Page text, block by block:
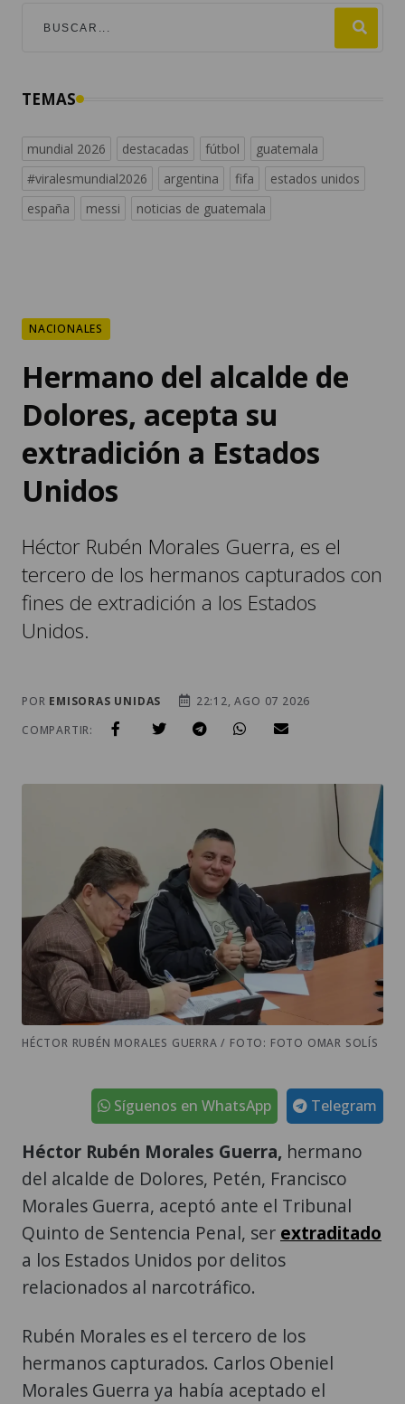
TEMAS
mundial 2026 destacadas fútbol
guatemala
#viralesmundial2026
argentina fifa
estados unidos
españa
messi noticias de guatemala
NACIONALES
Hermano del alcalde de
Dolores, acepta su
extradición a Estados
Unidos
Héctor Rubén Morales Guerra, es el
tercero de los hermanos capturados con
fines de extradición a los Estados
Unidos.
POR EMISORAS UNIDAS
22:12, AGO 07 2026
COMPARTIR:
HÉCTOR RUBÉN MORALES GUERRA / FOTO: FOTO OMAR SOLÍS
Telegram
Síguenos en WhatsApp
Héctor Rubén Morales Guerra, hermano
del alcalde de Dolores, Petén, Francisco
Morales Guerra, aceptó ante el Tribunal
Quinto de Sentencia Penal, ser extraditado
a los Estados Unidos por delitos
relacionados al narcotráfico.
Rubén Morales es el tercero de los
hermanos capturados. Carlos Obeniel
Morales Guerra ya había aceptado el